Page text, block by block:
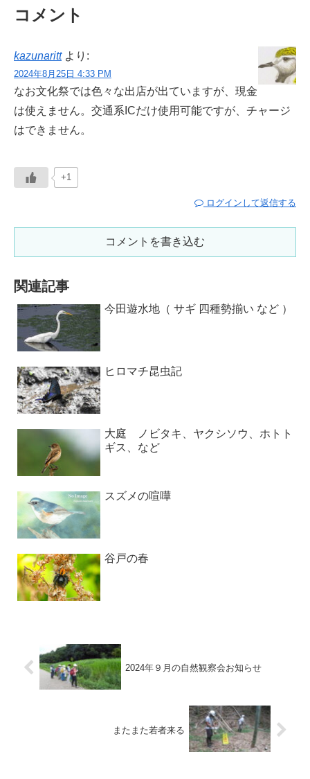
コメント
kazunaritt より:
2024年8月25日 4:33 PM
なお文化祭では色々な出店が出ていますが、現金
は使えません。交通系ICだけ使用可能ですが、チャージ
はできません。
+1
ログインして返信する
コメントを書き込む
関連記事
今田遊水地（ サギ 四種勢揃い など ）
ヒロマチ昆虫記
大庭 ノビタキ、ヤクシソウ、ホトト
ギス、など
スズメの喧嘩
谷戸の春
2024年９月の自然観察会お知らせ
またまた若者来る